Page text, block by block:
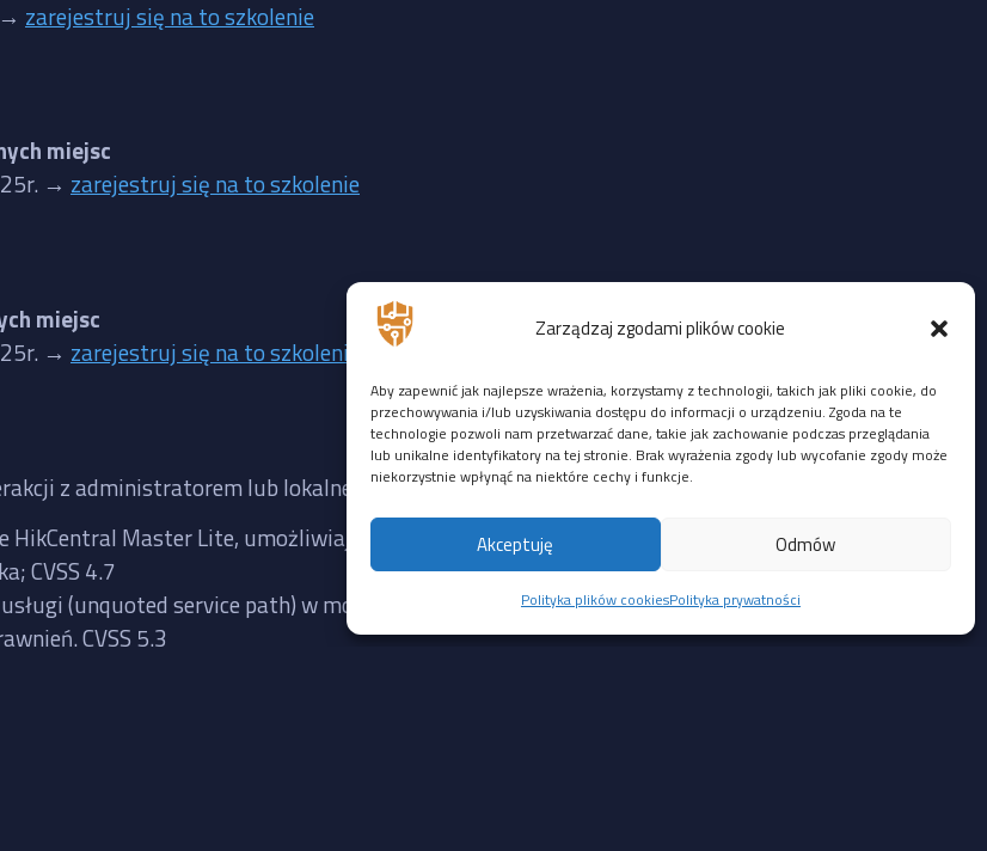
Zarządzaj zgodami plików cookie
Aby zapewnić jak najlepsze wrażenia, korzystamy z technologii, takich jak pliki cookie, do
przechowywania i/lub uzyskiwania dostępu do informacji o urządzeniu. Zgoda na te
technologie pozwoli nam przetwarzać dane, takie jak zachowanie podczas przeglądania
lub unikalne identyfikatory na tej stronie. Brak wyrażenia zgody lub wycofanie zgody może
niekorzystnie wpłynąć na niektóre cechy i funkcje.
Akceptuję Odmów
Polityka plików cookiesPolityka prywatności
zarejestruj się na to szkolenie
miejsc
→ zarejestruj się na to szkolenie
miejsc
→ zarejestruj się na to szkolenie
z administratorem lub lokalnego dostępu:
Master Lite, umożliwiająca wykonanie poleceń na hoście po zaimportowaniu
CVSS 4.7
(unquoted service path) w module HikCentral FocSign, pozwalający lokalnemu,
CVSS 5.3